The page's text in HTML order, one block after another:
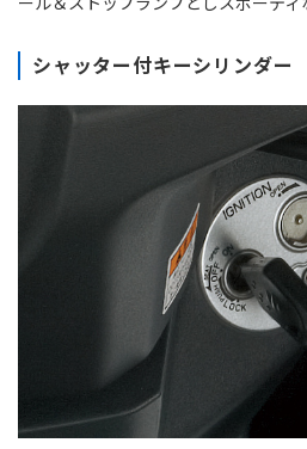
シャッター付キーシリンダー